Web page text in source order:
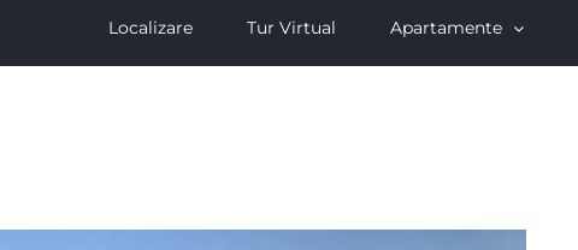
Localizare Tur Virtual Apartamente